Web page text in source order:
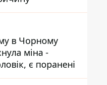
в Чорному
міна -
є поранені